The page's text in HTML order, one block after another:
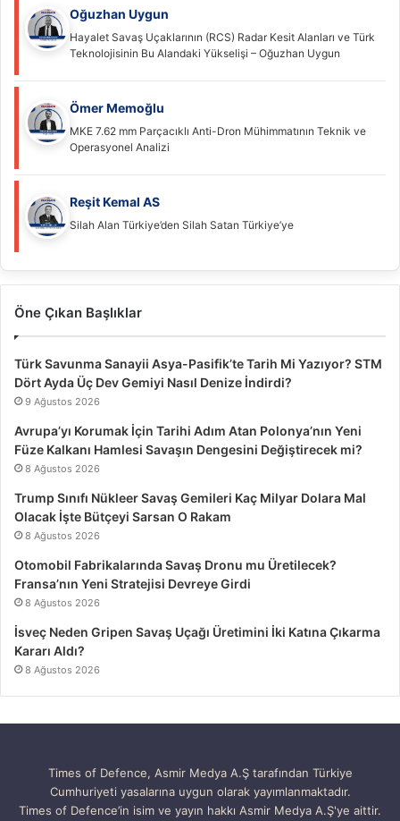
Oğuzhan Uygun
Hayalet Savaş Uçaklarının (RCS) Radar Kesit Alanları ve Türk
Teknolojisinin Bu Alandaki Yükselişi – Oğuzhan Uygun
Ömer Memoğlu
MKE 7.62 mm Parçacıklı Anti-Dron Mühimmatının Teknik ve
Operasyonel Analizi
Reşit Kemal AS
Silah Alan Türkiye’den Silah Satan Türkiye’ye
Öne Çıkan Başlıklar
Türk Savunma Sanayii Asya-Pasifik’te Tarih Mi Yazıyor? STM
Dört Ayda Üç Dev Gemiyi Nasıl Denize İndirdi?
9 Ağustos 2026
Avrupa’yı Korumak İçin Tarihi Adım Atan Polonya’nın Yeni
Füze Kalkanı Hamlesi Savaşın Dengesini Değiştirecek mi?
8 Ağustos 2026
Trump Sınıfı Nükleer Savaş Gemileri Kaç Milyar Dolara Mal
Olacak İşte Bütçeyi Sarsan O Rakam
8 Ağustos 2026
Otomobil Fabrikalarında Savaş Dronu mu Üretilecek?
Fransa’nın Yeni Stratejisi Devreye Girdi
8 Ağustos 2026
İsveç Neden Gripen Savaş Uçağı Üretimini İki Katına Çıkarma
Kararı Aldı?
8 Ağustos 2026
Times of Defence, Asmir Medya A.Ş tarafından Türkiye
Cumhuriyeti yasalarına uygun olarak yayımlanmaktadır.
Times of Defence’in isim ve yayın hakkı Asmir Medya A.Ş'ye aittir.